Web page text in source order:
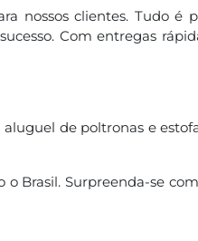
nossos clientes. Tudo
Com entregas
de poltronas e
Brasil. Surpreenda-se